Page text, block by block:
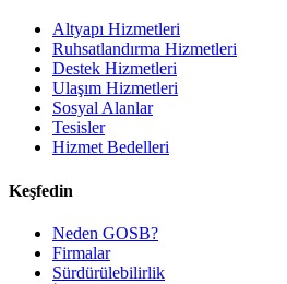
Altyapı Hizmetleri
Ruhsatlandırma Hizmetleri
Destek Hizmetleri
Ulaşım Hizmetleri
Sosyal Alanlar
Tesisler
Hizmet Bedelleri
Keşfedin
Neden GOSB?
Firmalar
Sürdürülebilirlik